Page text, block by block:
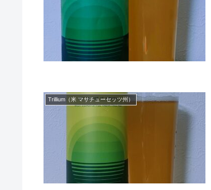
Trillium（米 マサチューセッツ州）